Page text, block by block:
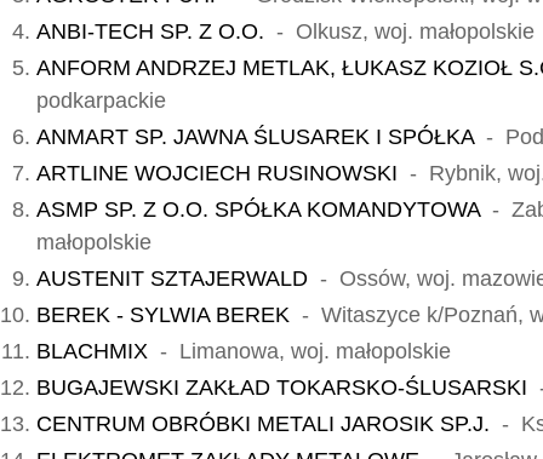
ANBI-TECH SP. Z O.O. - Olkusz, woj. małopolskie
ANFORM ANDRZEJ METLAK, ŁUKASZ KOZIOŁ
podkarpackie
ANMART SP. JAWNA ŚLUSAREK I SPÓŁKA-
ARTLINE WOJCIECH RUSINOWSKI - Rybnik,
ASMP SP. Z O.O. SPÓŁKA KOMANDYTOWA-
małopolskie
AUSTENIT SZTAJERWALD - Ossów, woj.
BEREK - SYLWIA BEREK - Witaszyce k/Poznań,
BLACHMIX - Limanowa, woj. małopolskie
BUGAJEWSKI ZAKŁAD TOKARSKO-ŚLUSARSKI
CENTRUM OBRÓBKI METALI JAROSIK SP.J. -